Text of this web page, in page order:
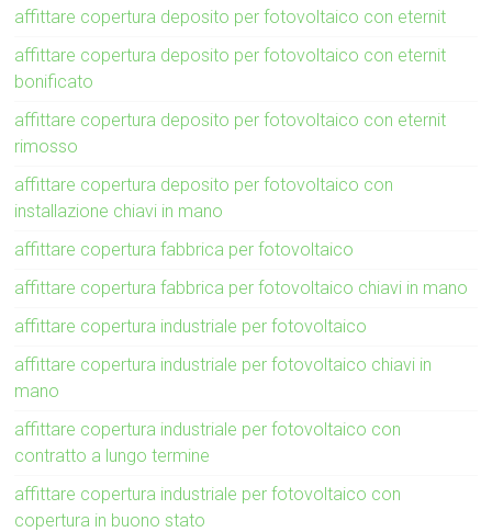
affittare copertura deposito per fotovoltaico con eternit
affittare copertura deposito per fotovoltaico con eternit
bonificato
affittare copertura deposito per fotovoltaico con eternit
rimosso
affittare copertura deposito per fotovoltaico con
installazione chiavi in mano
affittare copertura fabbrica per fotovoltaico
affittare copertura fabbrica per fotovoltaico chiavi in mano
affittare copertura industriale per fotovoltaico
affittare copertura industriale per fotovoltaico chiavi in
mano
affittare copertura industriale per fotovoltaico con
contratto a lungo termine
affittare copertura industriale per fotovoltaico con
copertura in buono stato